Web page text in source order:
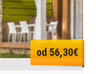
od 56,30€